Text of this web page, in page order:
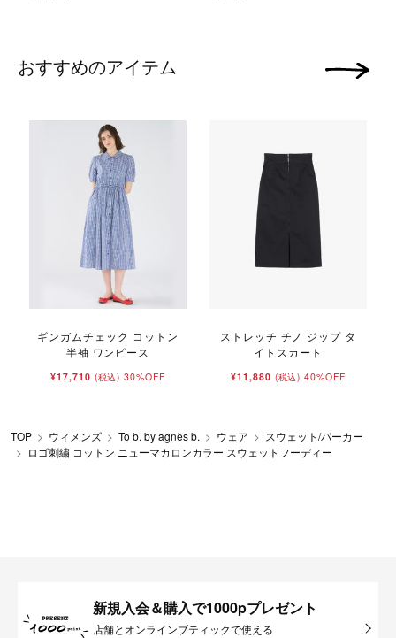
おすすめのアイテム
ギンガムチェック コットン
半袖 ワンピース
¥17,710 (税込) 30%OFF
ストレッチ チノ ジップ タ
イトスカート
¥11,880 (税込) 40%OFF
次の画像
TOP ウィメンズ To b. by agnès b. ウェア
スウェット/パーカー
ロゴ刺繍 コットン ニューマカロンカラー スウェットフーディー
新規入会＆購入で1000pプレゼント
店舗とオンラインブティックで使える